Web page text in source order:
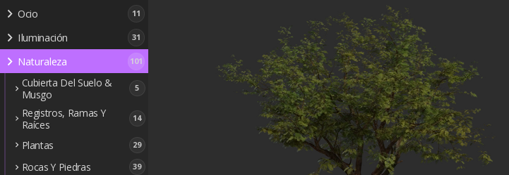
Ocio 11
Iluminación 31
Naturaleza 101
Cubierta Del Suelo &
Musgo
5
Registros, Ramas Y
Raíces
14
Plantas 29
Rocas Y Piedras 39